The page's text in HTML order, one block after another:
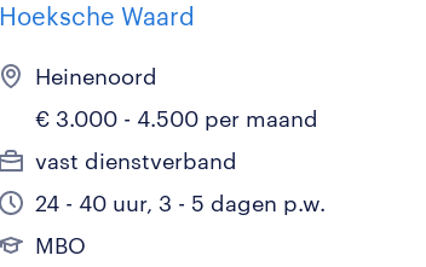
Hoeksche Waard
Heinenoord
€ 3.000 - 4.500 per maand
vast dienstverband
24 - 40 uur, 3 - 5 dagen p.w.
MBO